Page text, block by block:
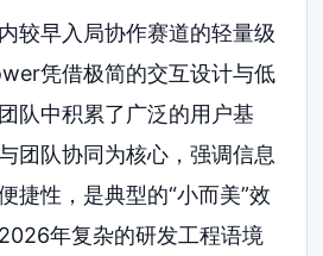
较早入局协作赛道的轻量级
凭借极简的交互设计与低
队中积累了广泛的用户基
团队协同为核心，强调信息
捷性，是典型的“小而美”效
年复杂的研发工程语境